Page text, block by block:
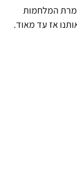
המלחמות
אז עד מאוד.